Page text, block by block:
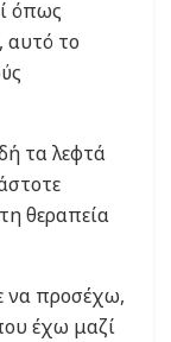
όπως
αυτό το
τα λεφτά
θεραπεία
να προσέχω,
έχω μαζί